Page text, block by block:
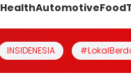
HealthAutomotiveFood
INSIDENESIA